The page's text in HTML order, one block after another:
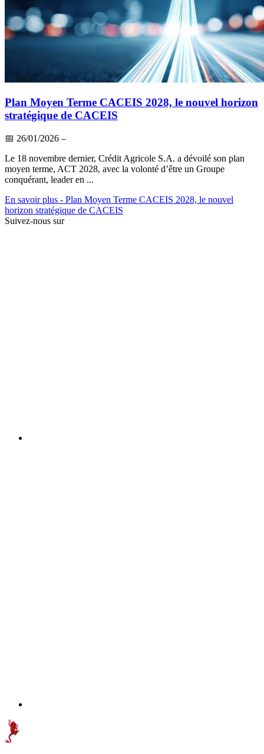
Plan Moyen Terme CACEIS 2028, le nouvel horizon
stratégique de CACEIS
📅 26/01/2026 –
Le 18 novembre dernier, Crédit Agricole S.A. a dévoilé son plan
moyen terme, ACT 2028, avec la volonté d’être un Groupe
conquérant, leader en ...
En savoir plus - Plan Moyen Terme CACEIS 2028, le nouvel
horizon stratégique de CACEIS
Suivez-nous sur